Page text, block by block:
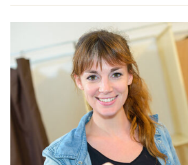
Detailansicht öffnen: